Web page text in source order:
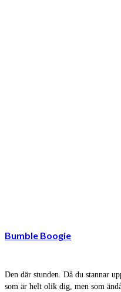
Bumble Boogie
Den där stunden. Då du stannar
som är helt olik dig, men som